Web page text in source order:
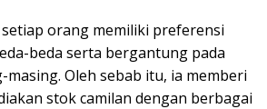
orang memiliki preferensi
beda serta bergantung pada
Oleh sebab itu, ia memberi
stok camilan dengan berbagai